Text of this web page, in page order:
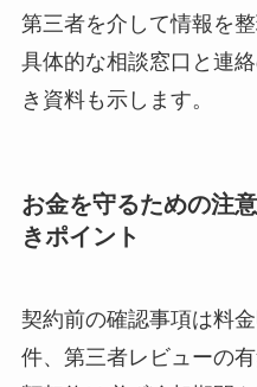
第三者を介して情報を
具体的な相談窓口と連
き資料も示します。
お金を守るための注
きポイント
契約前の確認事項は料
件、第三者レビューの